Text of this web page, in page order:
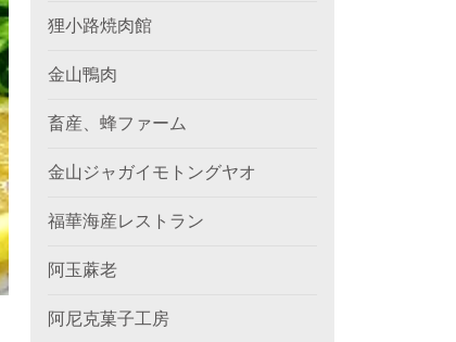
狸小路焼肉館
金山鴨肉
畜産、蜂ファーム
金山ジャガイモトングヤオ
福華海産レストラン
阿玉蔴老
阿尼克菓子工房